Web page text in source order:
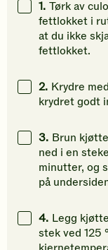
din
vurdering.
1. Tørk av
fettlokket i
at du ikke
fettlokket.
2. Krydre
krydret godt
3. Brun
ned i en
minutter, og
på
4. Legg
stek ved 125